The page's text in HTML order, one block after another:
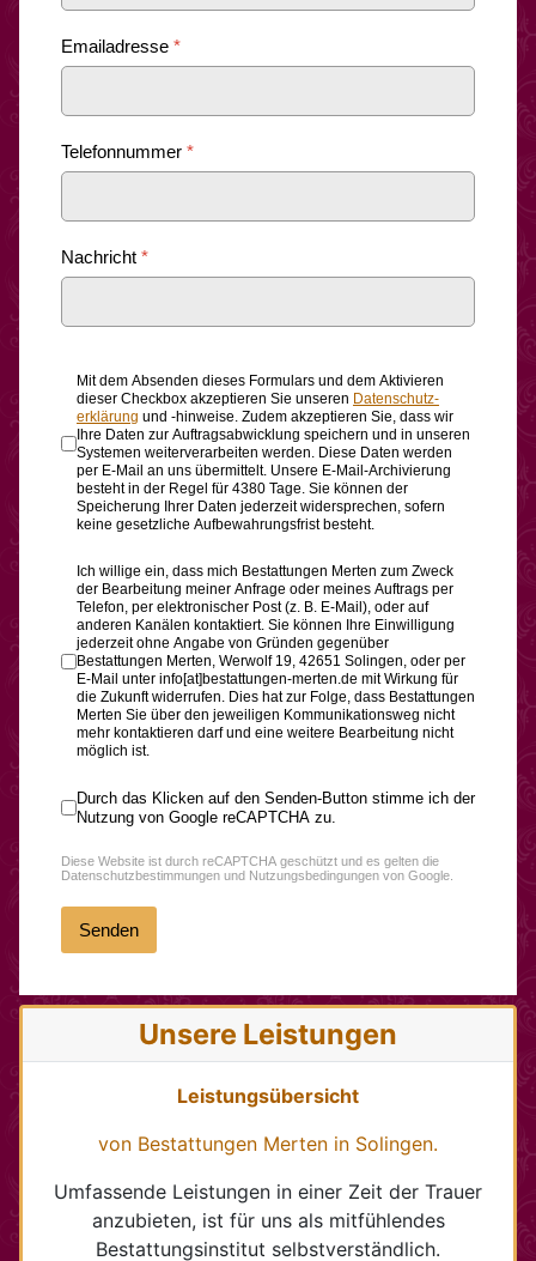
Emailadresse *
Telefonnummer *
Nachricht *
Mit dem Absenden dieses Formulars und dem Aktivieren
dieser Checkbox akzeptieren Sie unseren Daten­schutz­
erklärung und -hinweise. Zudem akzeptieren Sie, dass wir
Ihre Daten zur Auftragsabwicklung speichern und in unseren
Systemen weiterverarbeiten werden. Diese Daten werden
per E-Mail an uns übermittelt. Unsere E-Mail-Archivierung
besteht in der Regel für 4380 Tage. Sie können der
Speicherung Ihrer Daten jederzeit widersprechen, sofern
keine gesetzliche Aufbewahrungsfrist besteht.
Ich willige ein, dass mich Bestattungen Merten zum Zweck
der Bearbeitung meiner Anfrage oder meines Auftrags per
Telefon, per elektronischer Post (z. B. E-Mail), oder auf
anderen Kanälen kontaktiert. Sie können Ihre Einwilligung
jederzeit ohne Angabe von Gründen gegenüber
Bestattungen Merten, Werwolf 19, 42651 Solingen, oder per
E-Mail unter info[at]bestattungen-merten.de mit Wirkung für
die Zukunft widerrufen. Dies hat zur Folge, dass Bestattungen
Merten Sie über den jeweiligen Kommunikationsweg nicht
mehr kontaktieren darf und eine weitere Bearbeitung nicht
möglich ist.
Google reCAPTCHA Zustimmung*
Durch das Klicken auf den Senden-Button stimme ich der
Nutzung von Google reCAPTCHA zu.
reCAPTCHA*
Diese Website ist durch reCAPTCHA geschützt und es gelten die
Datenschutzbestimmungen und Nutzungsbedingungen von Google.
Senden
Unsere Leistungen
Leistungsübersicht
von Bestattungen Merten in Solingen.
Umfassende Leistungen in einer Zeit der Trauer
anzubieten, ist für uns als mitfühlendes
Bestattungsinstitut selbstverständlich.